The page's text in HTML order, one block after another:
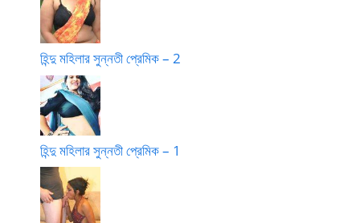
হিন্দু মহিলার সুন্নতী প্রেমিক – 2
হিন্দু মহিলার সুন্নতী প্রেমিক – 1